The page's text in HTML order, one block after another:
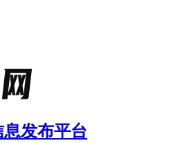
发布平台